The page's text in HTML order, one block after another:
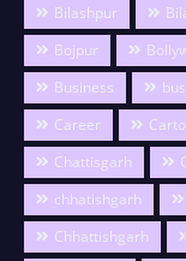
Bilashpur
Bojpur
Business
Career
Chattisgarh
chhatishgarh
Chhattishgarh